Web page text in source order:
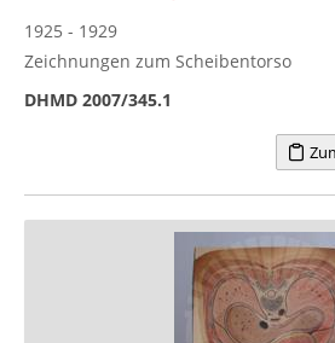
1925 - 1929
Zeichnungen zum Scheibentorso
DHMD 2007/345.1